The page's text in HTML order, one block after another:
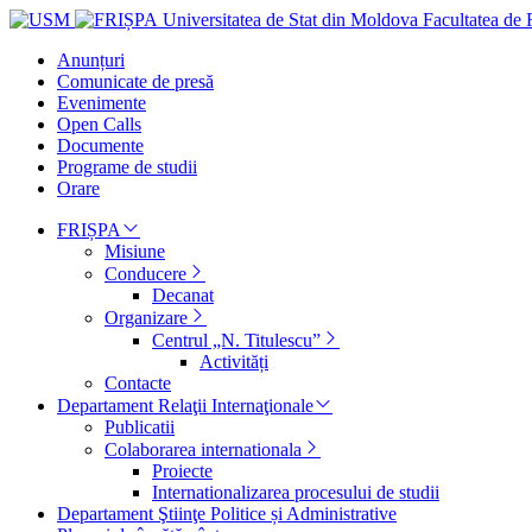
Universitatea de Stat din Moldova Facultatea de
Anunțuri
Comunicate de presă
Evenimente
Open Calls
Documente
Programe de studii
Orare
FRIȘPA
Misiune
Conducere
Decanat
Organizare
Centrul „N. Titulescu”
Activități
Contacte
Departament Relaţii Internaţionale
Publicatii
Colaborarea internationala
Proiecte
Internationalizarea procesului de studii
Departament Ştiinţe Politice și Administrative